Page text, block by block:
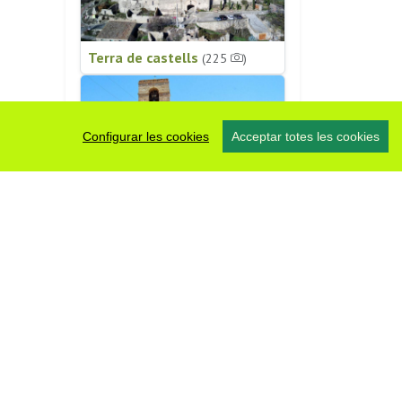
Configurar les cookies Acceptar totes les cookies
Terra de castells (225 )